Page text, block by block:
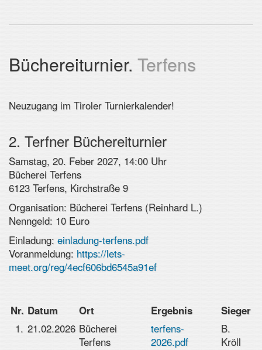
Büchereiturnier. Terfens
Neuzugang im Tiroler Turnierkalender!
2. Terfner Büchereiturnier
Samstag, 20. Feber 2027, 14:00 Uhr
Bücherei Terfens
6123 Terfens, Kirchstraße 9
Organisation: Bücherei Terfens (Reinhard L.)
Nenngeld: 10 Euro
Einladung: einladung-terfens.pdf
Voranmeldung: https://lets-
meet.org/reg/4ecf606bd6545a91ef
Nr. Datum Ort Ergebnis
Sieger
1. 21.02.2026 Bücherei
Terfens
terfens-
2026.pdf
B.
Kröll